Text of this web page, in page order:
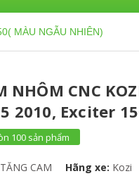
MÀU NGẪU NHIÊN)
NHÔM CNC
2010, Exciter
100 sản phẩm
TĂNG CAM Hãng xe: Kozi